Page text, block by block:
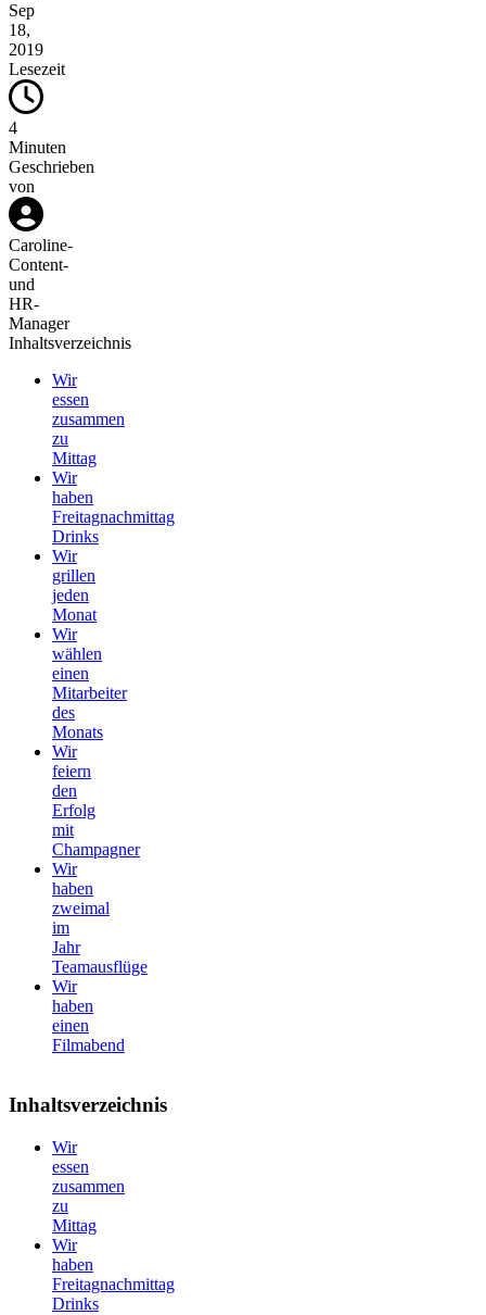
Sep
18,
2019
Lesezeit
4
Minuten
Geschrieben
von
Caroline-
Content-
und
HR-
Manager
Inhaltsverzeichnis
Wir
essen
zusammen
zu
Mittag
Wir
haben
Freitagnachmittag
Drinks
Wir
grillen
jeden
Monat
Wir
wählen
einen
Mitarbeiter
des
Monats
Wir
feiern
den
Erfolg
mit
Champagner
Wir
haben
zweimal
im
Jahr
Teamausflüge
Wir
haben
einen
Filmabend
Inhaltsverzeichnis
Wir
essen
zusammen
zu
Mittag
Wir
haben
Freitagnachmittag
Drinks